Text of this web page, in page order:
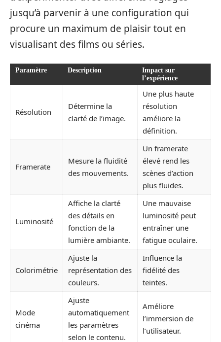
jusqu’à parvenir à une configuration qui
procure un maximum de plaisir tout en
visualisant des films ou séries.
Paramètre Description
Impact sur
l’expérience
Résolution
Détermine la
clarté de l’image.
Une plus haute
résolution
améliore la
définition.
Framerate
Mesure la fluidité
des mouvements.
Un framerate
élevé rend les
scènes d’action
plus fluides.
Luminosité
Affiche la clarté
des détails en
fonction de la
lumière ambiante.
Une mauvaise
luminosité peut
entraîner une
fatigue oculaire.
Colorimétrie
Ajuste la
représentation des
couleurs.
Influence la
fidélité des
teintes.
Mode
cinéma
Ajuste
automatiquement
les paramètres
selon le contenu.
Améliore
l’immersion de
l’utilisateur.